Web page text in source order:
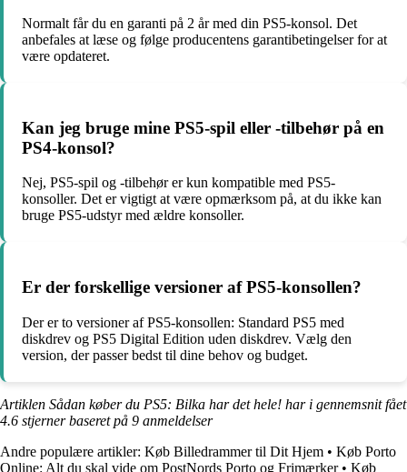
Normalt får du en garanti på 2 år med din PS5-konsol. Det
anbefales at læse og følge producentens garantibetingelser for at
være opdateret.
Kan jeg bruge mine PS5-spil eller -tilbehør på en
PS4-konsol?
Nej, PS5-spil og -tilbehør er kun kompatible med PS5-
konsoller. Det er vigtigt at være opmærksom på, at du ikke kan
bruge PS5-udstyr med ældre konsoller.
Er der forskellige versioner af PS5-konsollen?
Der er to versioner af PS5-konsollen: Standard PS5 med
diskdrev og PS5 Digital Edition uden diskdrev. Vælg den
version, der passer bedst til dine behov og budget.
Artiklen Sådan køber du PS5: Bilka har det hele! har i gennemsnit fået
4.6 stjerner baseret på 9 anmeldelser
Andre populære artikler: Køb Billedrammer til Dit Hjem • Køb Porto
Online: Alt du skal vide om PostNords Porto og Frimærker• Køb